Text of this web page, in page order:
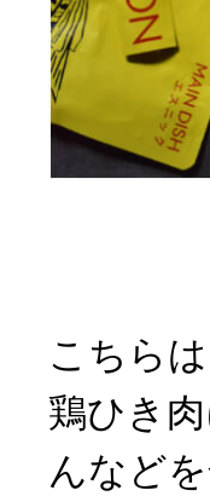
こちら
鶏ひき
んなど